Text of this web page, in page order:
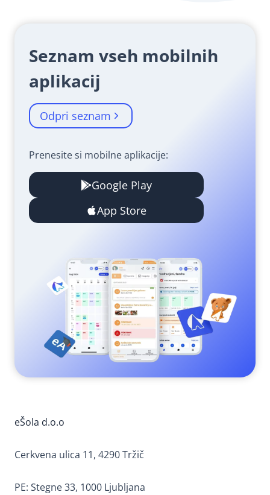
Seznam vseh mobilnih
aplikacij
Odpri seznam
Prenesite si mobilne aplikacije:
Google Play
App Store
eŠola d.o.o
Cerkvena ulica 11, 4290 Tržič
PE: Stegne 33, 1000 Ljubljana